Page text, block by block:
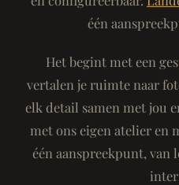
één
Het begint met een
vertalen je ruimte naar
elk detail samen met jou
met ons eigen atelier en
één aanspreekpunt,